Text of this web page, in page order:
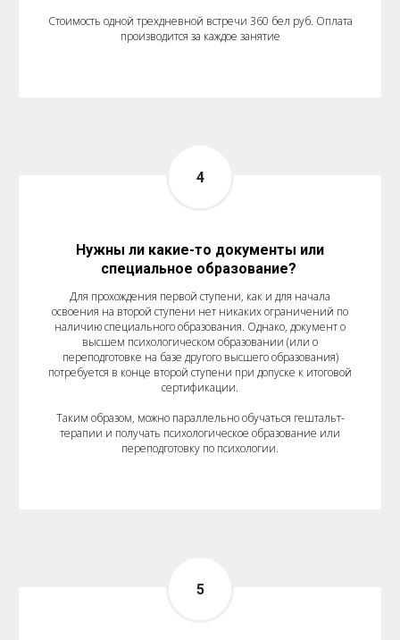
Стоимость одной трехдневной встречи 360 бел руб. Оплата
производится за каждое занятие
Нужны ли какие-то документы или
специальное образование?
Для прохождения первой ступени, как и для начала
освоения на второй ступени нет никаких ограничений по
наличию специального образования. Однако, документ о
высшем психологическом образовании (или о
переподготовке на базе другого высшего образования)
потребуется в конце второй ступени при допуске к итоговой
сертификации.
Таким образом, можно параллельно обучаться гештальт-
терапии и получать психологическое образование или
переподготовку по психологии.